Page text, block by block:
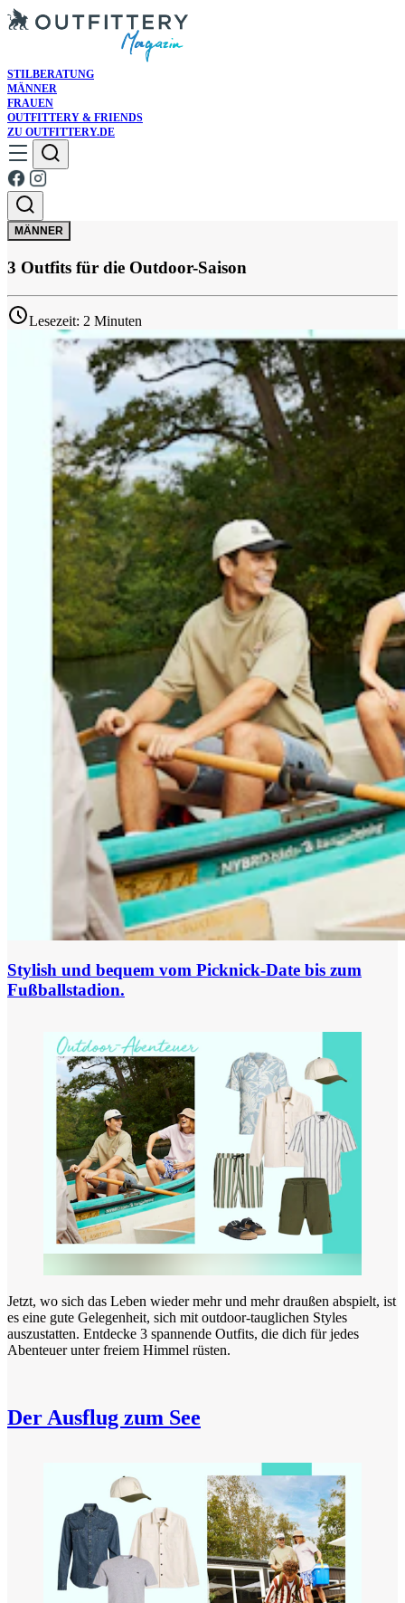
STILBERATUNG
MÄNNER
FRAUEN
OUTFITTERY & FRIENDS
ZU OUTFITTERY.DE
MÄNNER
3 Outfits für die Outdoor-Saison
Lesezeit: 2 Minuten
Stylish und bequem vom Picknick-Date bis zum
Fußballstadion.
Jetzt, wo sich das Leben wieder mehr und mehr draußen abspielt, ist
es eine gute Gelegenheit, sich mit outdoor-tauglichen Styles
auszustatten. Entdecke 3 spannende Outfits, die dich für jedes
Abenteuer unter freiem Himmel rüsten.
Der Ausflug zum See